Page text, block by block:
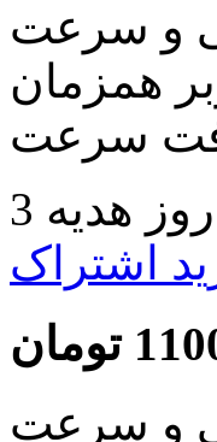
و سرعت
همزمان
سرعت
3 روز هدیه
اشتراک
تومان
و سرعت